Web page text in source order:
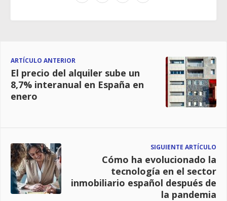
ARTÍCULO ANTERIOR
El precio del alquiler sube un
8,7% interanual en España en
enero
SIGUIENTE ARTÍCULO
Cómo ha evolucionado la
tecnología en el sector
inmobiliario español después de
la pandemia